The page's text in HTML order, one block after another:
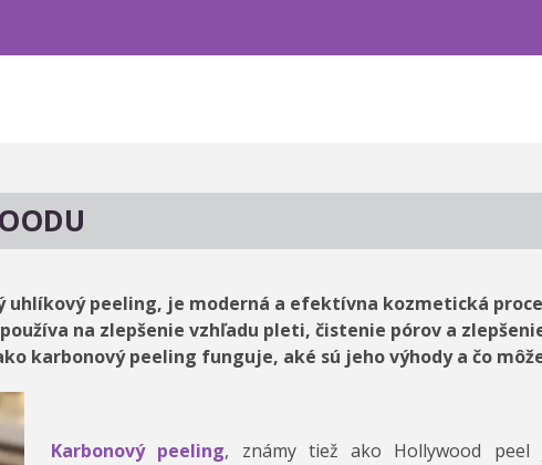
uhlíkový peeling, je moderná a efektívna kozmetická
na zlepšenie vzhľadu pleti, čistenie pórov a
karbonový peeling funguje, aké sú jeho výhody a čo
Karbonový peeling, známy tiež ako Hollywood peel